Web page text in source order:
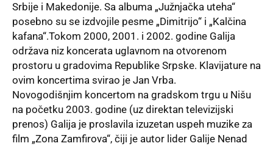
Srbije i Makedonije. Sa albuma „Južnjačka uteha“
posebno su se izdvojile pesme „Dimitrijo“ i „Kalčina
kafana“.Tokom 2000, 2001. i 2002. godine Galija
održava niz koncerata uglavnom na otvorenom
prostoru u gradovima Republike Srpske. Klavijature na
ovim koncertima svirao je Jan Vrba.
Novogodišnjim koncertom na gradskom trgu u Nišu
na početku 2003. godine (uz direktan televizijski
prenos) Galija je proslavila izuzetan uspeh muzike za
film „Zona Zamfirova“, čiji je autor lider Galije Nenad